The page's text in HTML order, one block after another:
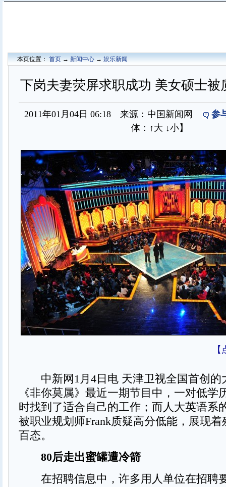
本页位置：首页→新闻中心→娱乐新闻
下岗夫妻荧屏求职成功 美女硕士被
2011年01月04日 06:18 来源：中国新闻网
参
体： ↑大 ↓小】
中新网1月4日电 天津卫视全国首创的
《非你莫属》最近一期节目中，一对低学
时找到了适合自己的工作；而人大英语系
被职业规划师Frank质疑高分低能，展现
百态。
80后走出蜜罐遭冷箭
在招聘信息中，许多用人单位在招聘